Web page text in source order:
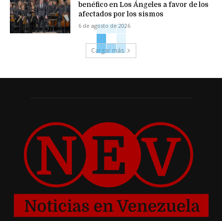
benéfico en Los Ángeles a favor de los
afectados por los sismos
6 de agosto de 2026
Cargar más